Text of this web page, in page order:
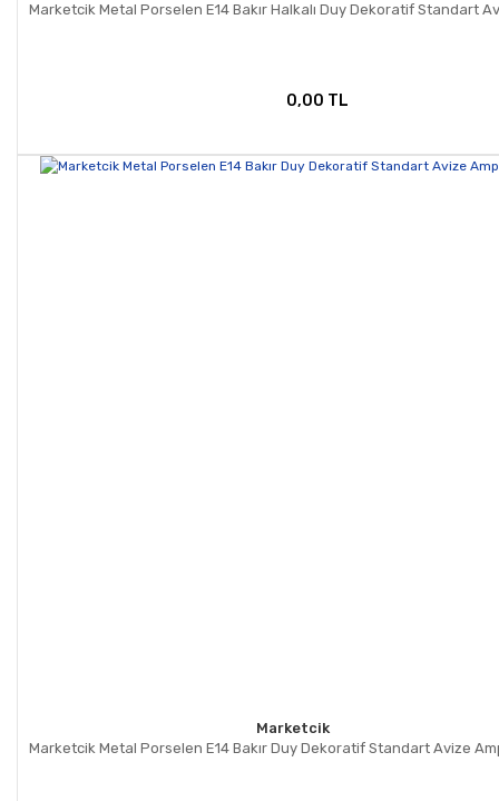
Marketcik Metal Porselen E14 Bakır Halkalı Duy Dekoratif Standart
0,00 TL
Marketcik
Marketcik Metal Porselen E14 Bakır Duy Dekoratif Standart Avize